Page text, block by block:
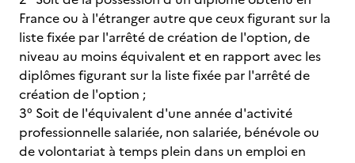
France ou à l'étranger autre que ceux figurant sur la
liste fixée par l'arrêté de création de l'option, de
niveau au moins équivalent et en rapport avec les
diplômes figurant sur la liste fixée par l'arrêté de
création de l'option ;
3° Soit de l'équivalent d'une année d'activité
professionnelle salariée, non salariée, bénévole ou
de volontariat à temps plein dans un emploi en